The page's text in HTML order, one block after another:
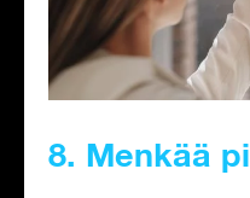
8. Menkää